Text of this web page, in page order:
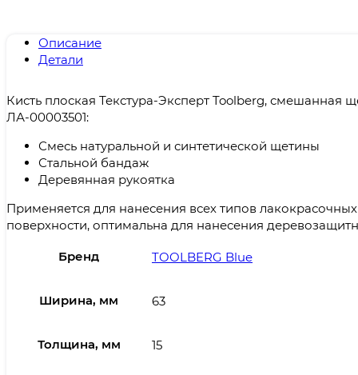
Описание
Детали
Кисть плоская Текстура-Эксперт Toolberg, смешанная
ЛА-00003501:
Смесь натуральной и синтетической щетины
Стальной бандаж
Деревянная рукоятка
Применяется для нанесения всех типов
поверхности, оптимальна для нанесения
Бренд TOOLBERG Blue
Ширина, мм 63
Толщина, мм 15